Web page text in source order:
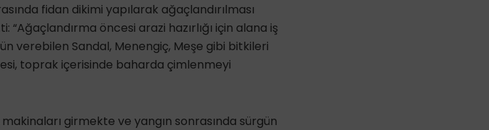
fidan dikimi yapılarak ağaçlandırılması
öncesi arazi hazırlığı için alana iş
verebilen Sandal, Menengiç, Meşe gibi bitkileri
toprak içerisinde baharda çimlenmeyi
girmekte ve yangın sonrasında sürgün